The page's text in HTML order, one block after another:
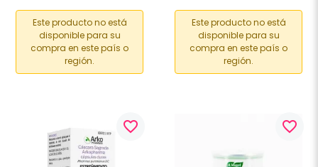
Este producto no está
disponible para su
compra en este país o
región.
Este producto no está
disponible para su
compra en este país o
región.
favorite_border favorite_border